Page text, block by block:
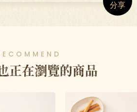
分享
正在瀏覽的商品